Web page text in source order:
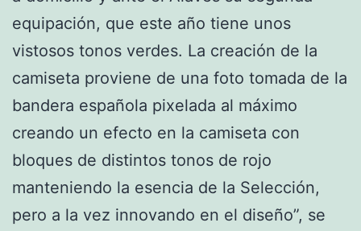
equipación, que este año tiene unos
vistosos tonos verdes. La creación de la
camiseta proviene de una foto tomada de la
bandera española pixelada al máximo
creando un efecto en la camiseta con
bloques de distintos tonos de rojo
manteniendo la esencia de la Selección,
pero a la vez innovando en el diseño”, se